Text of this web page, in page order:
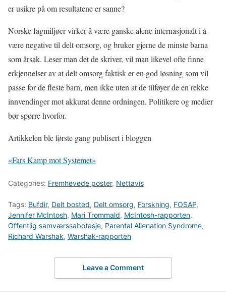
er usikre på om resultatene er sanne?
Norske fagmiljøer virker å være ganske alene internasjonalt i å
være negative til delt omsorg, og bruker gjerne de minste barna
som årsak. Leser man det de skriver, vil man likevel ofte finne
erkjennelser av at delt omsorg faktisk er en god løsning som vil
passe for de fleste barn, men ikke uten at de tilføyer de en rekke
innvendinger mot akkurat denne ordningen. Politikere og medier
bør spørre hvorfor.
Artikkelen ble første gang publisert i bloggen
«Fars Kamp mot Systemet»
Categories: Fremhevede poster, Nettavis
Tags: Bufdir, Delt bosted, Delt omsorg, Forskning, FOSAP,
Jennifer McIntosh, Mari Trommald, McIntosh-rapporten,
Offentlig samværssabotasje, Parental Alienation Syndrome,
Richard Warshak, Warshak-rapporten
Leave a Comment